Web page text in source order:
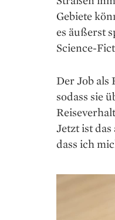
Gebiete
es äußerst
Science-
Der Job als
sodass sie
Jetzt ist
dass ich